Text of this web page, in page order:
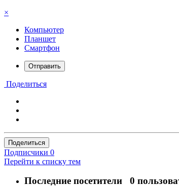
×
Компьютер
Планшет
Смартфон
Отправить
Поделиться
Поделиться
Подписчики 0
Перейти к списку тем
Последние посетители 0